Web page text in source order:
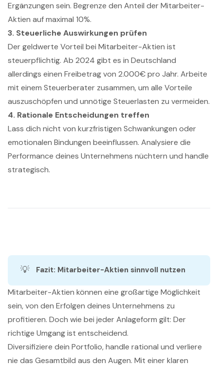
Ergänzungen sein. Begrenze den Anteil der Mitarbeiter-
Aktien auf maximal 10%.
3. Steuerliche Auswirkungen prüfen
Der geldwerte Vorteil bei Mitarbeiter-Aktien ist
steuerpflichtig. Ab 2024 gibt es in Deutschland
allerdings einen Freibetrag von 2.000€ pro Jahr. Arbeite
mit einem Steuerberater zusammen, um alle Vorteile
auszuschöpfen und unnötige Steuerlasten zu vermeiden.
4. Rationale Entscheidungen treffen
Lass dich nicht von kurzfristigen Schwankungen oder
emotionalen Bindungen beeinflussen. Analysiere die
Performance deines Unternehmens nüchtern und handle
strategisch.
💡 Fazit: Mitarbeiter-Aktien sinnvoll nutzen
Mitarbeiter-Aktien können eine großartige Möglichkeit
sein, von den Erfolgen deines Unternehmens zu
profitieren. Doch wie bei jeder Anlageform gilt: Der
richtige Umgang ist entscheidend.
Diversifiziere dein Portfolio, handle rational und verliere
nie das Gesamtbild aus den Augen. Mit einer klaren